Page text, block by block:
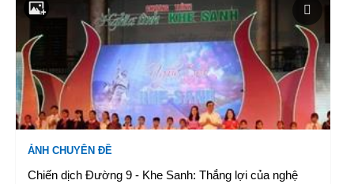
ẢNH CHUYÊN ĐỀ
Chiến dịch Đường 9 - Khe Sanh: Thắng lợi của nghệ